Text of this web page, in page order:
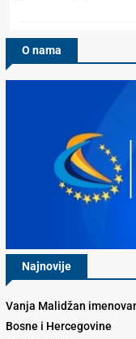
O nama
Najnovije
Vanja Malidžan
Bosne i Hercegovine